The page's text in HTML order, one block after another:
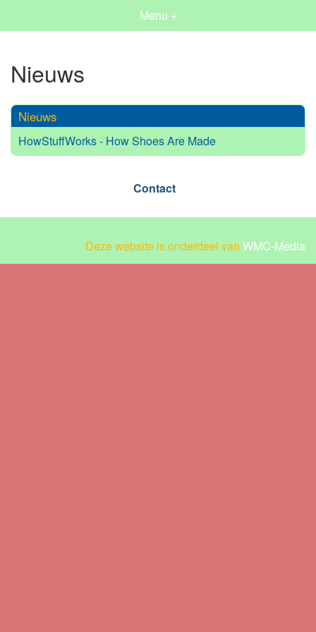
Menu +
Nieuws
Nieuws
HowStuffWorks - How Shoes Are Made
Contact
Deze website is onderdeel van WMC-Media